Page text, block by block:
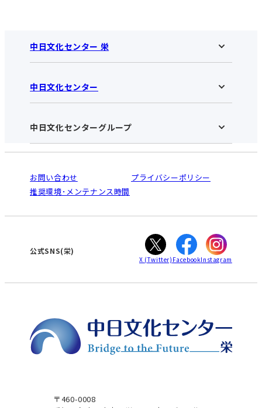
中日文化センター 栄
中日文化センター 栄HOME
お知らせ
アクセス･営業時間
お申し込みの流れ
入会と受講のご案内
中日文化センター
中日文化センターHOME
中日文化センターとは
受講規約・会員特典
ご利用ガイド
オンライン講座受講の手順
WEBサイトのよくある質問
中日文化センターグループ
南大高
犬山
高蔵寺
大垣
津
お問い合わせ
プライバシーポリシー
推奨環境･メンテナンス時間
〒460-0008
公式SNS(栄)
X (Twitter) FacebookInstagram